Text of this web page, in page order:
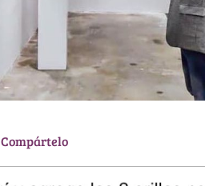
TCompártelo